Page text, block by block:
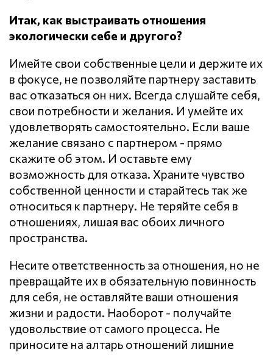
Итак, как выстраивать отношения
экологически себе и другого?
Имейте свои собственные цели и держите их
в фокусе, не позволяйте партнеру заставить
вас отказаться он них. Всегда слушайте себя,
свои потребности и желания. И умейте их
удовлетворять самостоятельно. Если ваше
желание связано с партнером - прямо
скажите об этом. И оставьте ему
возможность для отказа. Храните чувство
собственной ценности и старайтесь так же
относиться к партнеру. Не теряйте себя в
отношениях, лишая вас обоих личного
пространства.
Несите ответственность за отношения, но не
превращайте их в обязательную повинность
для себя, не оставляйте ваши отношения
жизни и радости. Наоборот - получайте
удовольствие от самого процесса. Не
приносите на алтарь отношений лишние